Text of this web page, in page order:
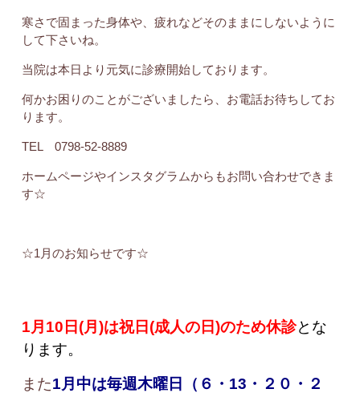
寒さで固まった身体や、疲れなどそのままにしないように
して下さいね。
当院は本日より元気に診療開始しております。
何かお困りのことがございましたら、お電話お待ちしてお
ります。
TEL 0798-52-8889
ホームページやインスタグラムからもお問い合わせできま
す☆
☆1月のお知らせです☆
1月10日(月)は祝日(成人の日)のため休診とな
ります。
また1月中は毎週木曜日（６・13・２０・２